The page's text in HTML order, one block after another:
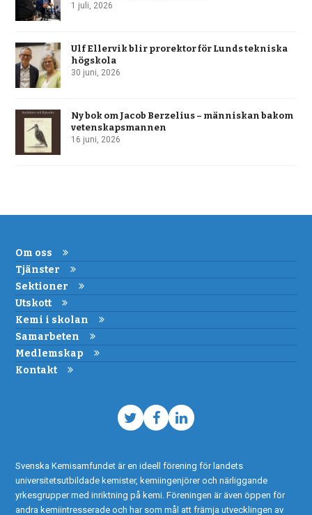
1 juli, 2026
Ulf Ellervik blir prorektor för Lunds tekniska
högskola
30 juni, 2026
Ny bok om Jacob Berzelius – människan bakom
vetenskapsmannen
16 juni, 2026
Om oss
Tjänster
Sektioner
Utskott
Kemi i skolan
Samarbeten
Medlemskap
Kontakt
TwitterFacebook
LinkedIn
Svenska Kemisamfundet är en ideell förening för landets
universitetsutbildade kemister, kemiingenjörer och närliggande
yrkesgrupper med inriktning på kemi. Föreningen är även öppen för
andra kemiintresserade och har som mål att främja utvecklingen av